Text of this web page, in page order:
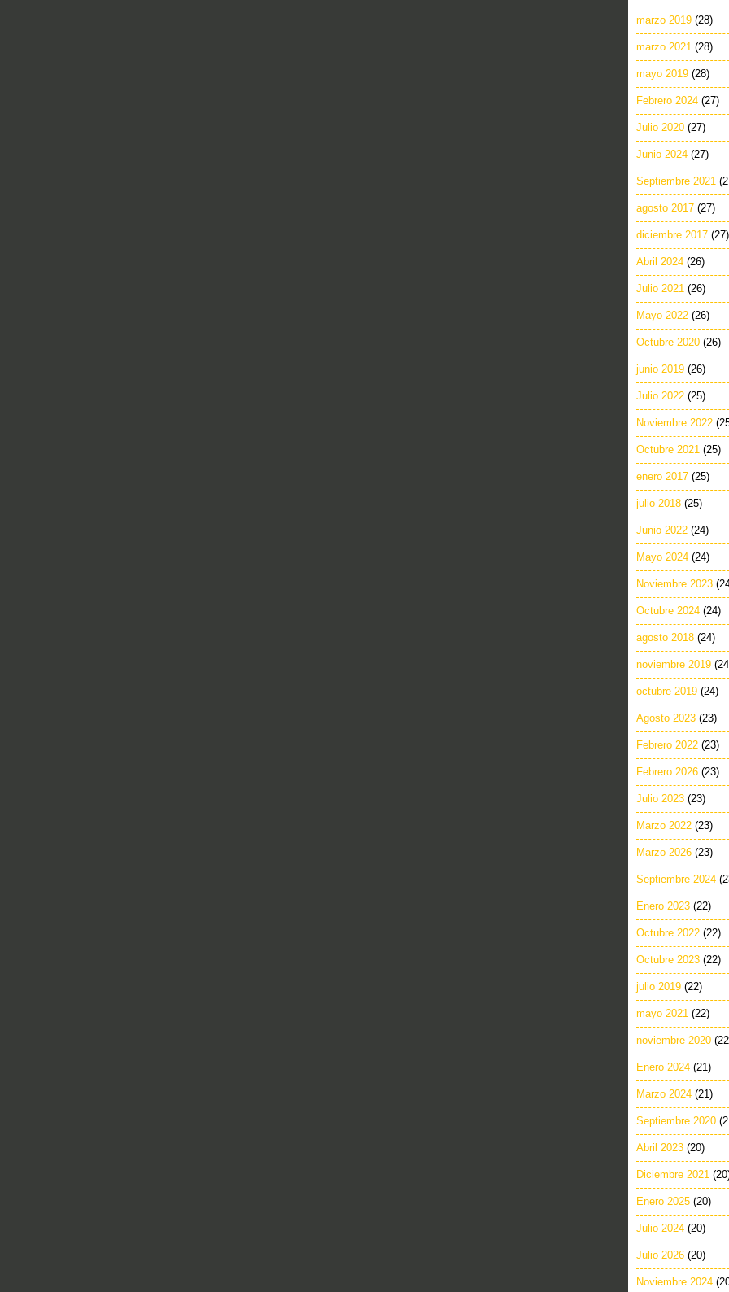
marzo 2019 (28)
marzo 2021 (28)
mayo 2019 (28)
Febrero 2024 (27)
Julio 2020 (27)
Junio 2024 (27)
Septiembre 2021
agosto 2017 (27)
diciembre 2017 (27)
Abril 2024 (26)
Julio 2021 (26)
Mayo 2022 (26)
Octubre 2020 (26)
junio 2019 (26)
Julio 2022 (25)
Noviembre 2022
Octubre 2021 (25)
enero 2017 (25)
julio 2018 (25)
Junio 2022 (24)
Mayo 2024 (24)
Noviembre 2023
Octubre 2024 (24)
agosto 2018 (24)
noviembre 2019
octubre 2019 (24)
Agosto 2023 (23)
Febrero 2022 (23)
Febrero 2026 (23)
Julio 2023 (23)
Marzo 2022 (23)
Marzo 2026 (23)
Septiembre 2024
Enero 2023 (22)
Octubre 2022 (22)
Octubre 2023 (22)
julio 2019 (22)
mayo 2021 (22)
noviembre 2020
Enero 2024 (21)
Marzo 2024 (21)
Septiembre 2020
Abril 2023 (20)
Diciembre 2021
Enero 2025 (20)
Julio 2024 (20)
Julio 2026 (20)
Noviembre 2024